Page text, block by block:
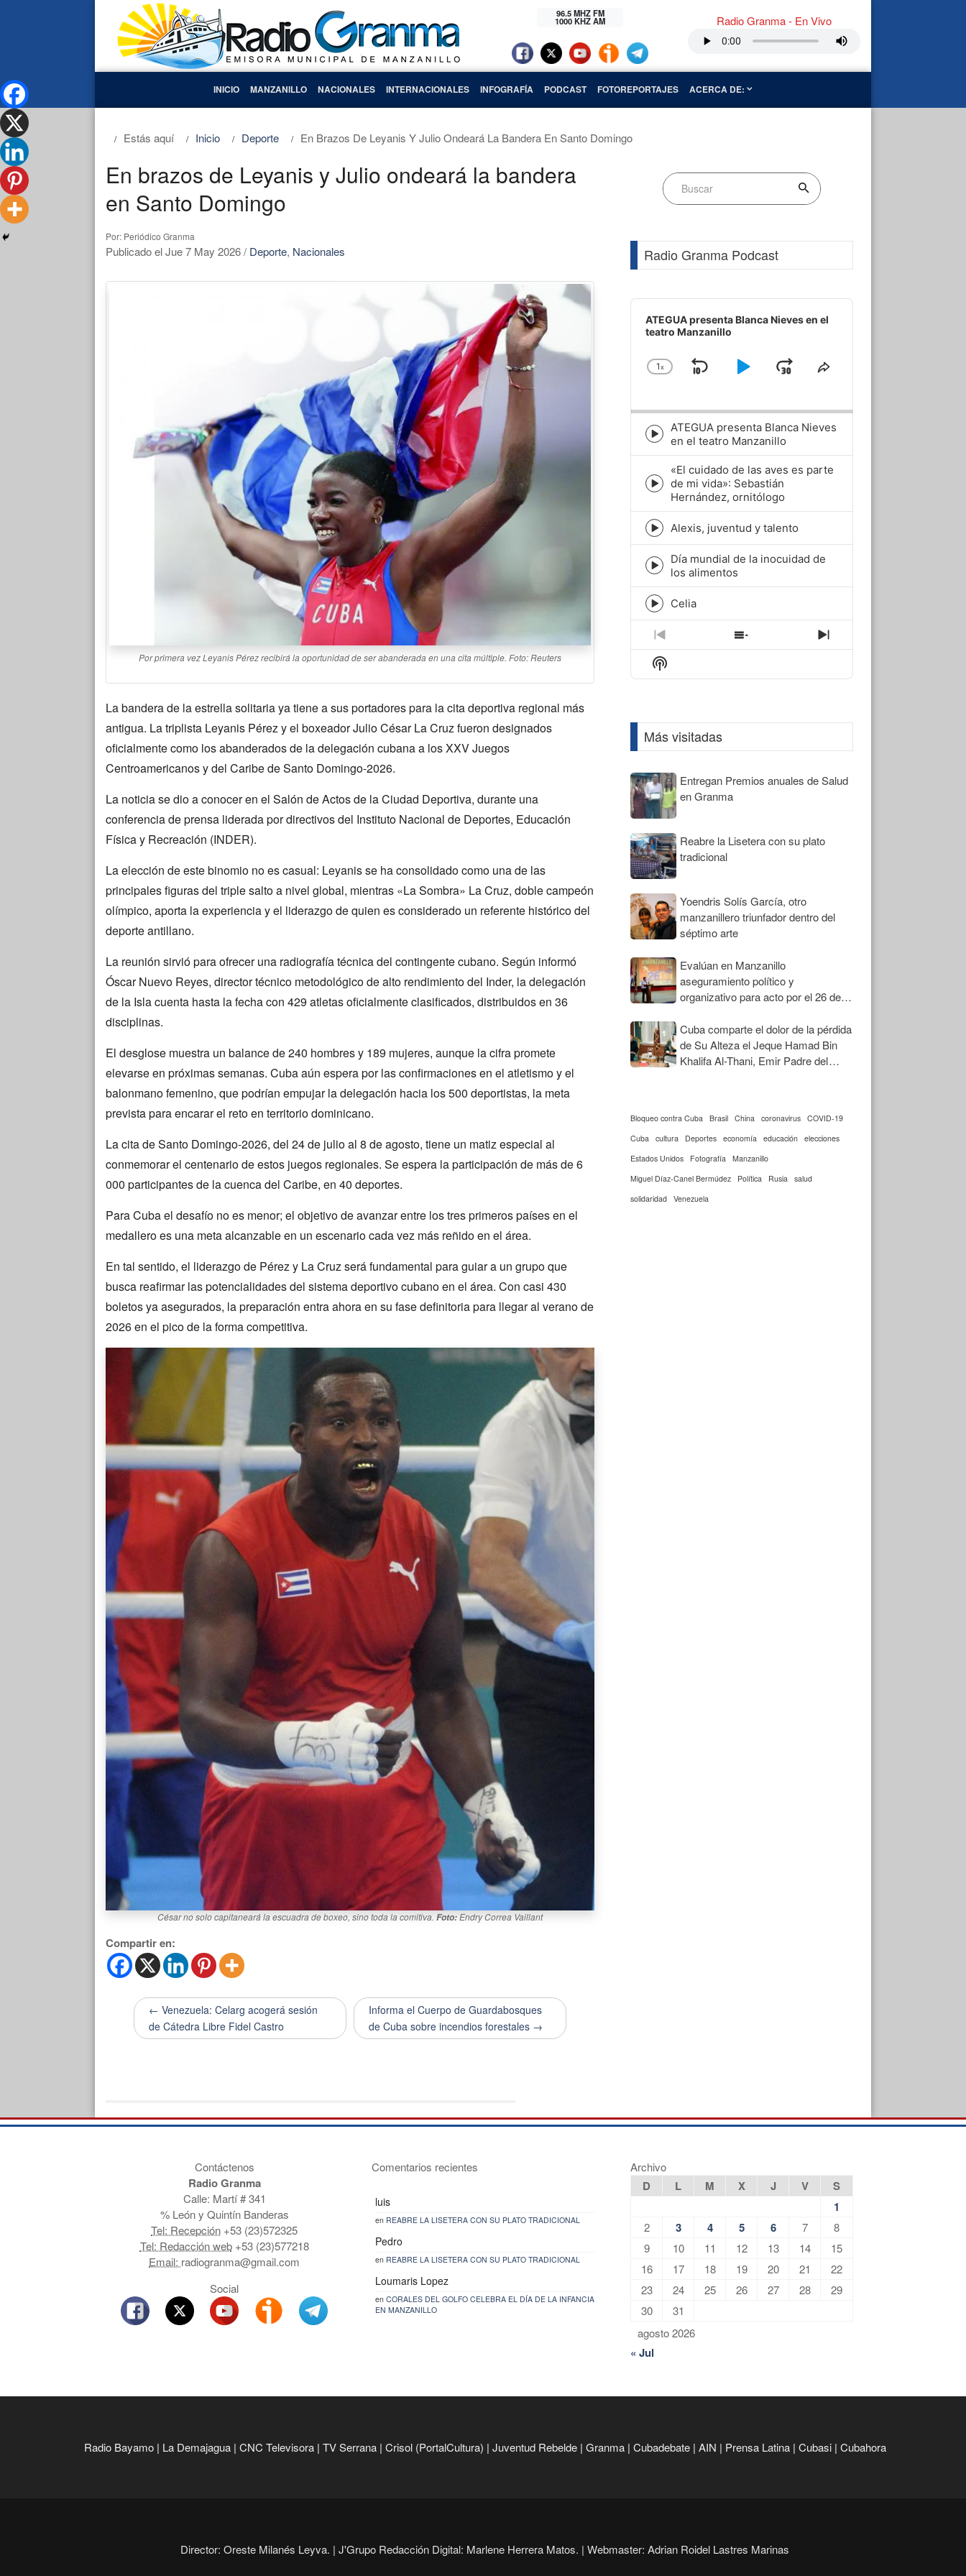
96.5 MHZ FM
1000 KHZ AM Radio Granma - En Vivo
INICIO MANZANILLO NACIONALES INTERNACIONALES INFOGRAFÍA PODCAST FOTOREPORTAJES ACERCA DE:
Estás aquí Inicio Deporte En Brazos De Leyanis Y Julio Ondeará La Bandera En Santo Domingo
En brazos de Leyanis y Julio ondeará la bandera
en Santo Domingo
Por: Periódico Granma
Publicado el Jue 7 May 2026/ Deporte, Nacionales
Por primera vez Leyanis Pérez recibirá la oportunidad de ser abanderada en una cita múltiple. Foto: Reuters
La bandera de la estrella solitaria ya tiene a sus portadores para la cita deportiva regional más
antigua. La triplista Leyanis Pérez y el boxeador Julio César La Cruz fueron designados
oficialmente como los abanderados de la delegación cubana a los XXV Juegos
Centroamericanos y del Caribe de Santo Domingo-2026.
La noticia se dio a conocer en el Salón de Actos de la Ciudad Deportiva, durante una
conferencia de prensa liderada por directivos del Instituto Nacional de Deportes, Educación
Física y Recreación (INDER).
La elección de este binomio no es casual: Leyanis se ha consolidado como una de las
principales figuras del triple salto a nivel global, mientras «La Sombra» La Cruz, doble campeón
olímpico, aporta la experiencia y el liderazgo de quien es considerado un referente histórico del
deporte antillano.
La reunión sirvió para ofrecer una radiografía técnica del contingente cubano. Según informó
Óscar Nuevo Reyes, director técnico metodológico de alto rendimiento del Inder, la delegación
de la Isla cuenta hasta la fecha con 429 atletas oficialmente clasificados, distribuidos en 36
disciplinas.
El desglose muestra un balance de 240 hombres y 189 mujeres, aunque la cifra promete
elevarse en próximas semanas. Cuba aún espera por las confirmaciones en el atletismo y el
balonmano femenino, que podrían empujar la delegación hacia los 500 deportistas, la meta
prevista para encarar el reto en territorio dominicano.
La cita de Santo Domingo-2026, del 24 de julio al 8 de agosto, tiene un matiz especial al
conmemorar el centenario de estos juegos regionales. Se espera la participación de más de 6
000 participantes de la cuenca del Caribe, en 40 deportes.
Para Cuba el desafío no es menor; el objetivo de avanzar entre los tres primeros países en el
medallero es una meta alcanzable en un escenario cada vez más reñido en el área.
En tal sentido, el liderazgo de Pérez y La Cruz será fundamental para guiar a un grupo que
busca reafirmar las potencialidades del sistema deportivo cubano en el área. Con casi 430
boletos ya asegurados, la preparación entra ahora en su fase definitoria para llegar al verano de
2026 en el pico de la forma competitiva.
César no solo capitaneará la escuadra de boxeo, sino toda la comitiva. Foto:Endry Correa Vaillant
Compartir en:
← Venezuela: Celarg acogerá sesión
de Cátedra Libre Fidel Castro
Informa el Cuerpo de Guardabosques
de Cuba sobre incendios forestales →
Radio Granma Podcast
Audio
Player
ATEGUA presenta Blanca Nieves en el
teatro Manzanillo
Change
1x
SkipPlayJumpShare
Episode
play
icon
ATEGUA presenta Blanca Nieves
en el teatro Manzanillo
Episode
play
icon
«El cuidado de las aves es parte
de mi vida»: Sebastián
Hernández, ornitólogo
Episode
play
icon
Alexis, juventud y talento
Episode
play
icon
Día mundial de la inocuidad de
los alimentos
Episode
play
icon
Celia
Previous
Episode
Show
Episodes
Next
Episode
Show
Podcast
Más visitadas
Entregan Premios anuales de Salud
en Granma
Reabre la Lisetera con su plato
tradicional
Yoendris Solís García, otro
manzanillero triunfador dentro del
séptimo arte
Evalúan en Manzanillo
aseguramiento político y
organizativo para acto por el 26 de
Cuba comparte el dolor de la pérdida
de Su Alteza el Jeque Hamad Bin
Khalifa Al-Thani, Emir Padre del
Bloqueo contra Cuba Brasil China coronavirus COVID-19
Cuba
cultura Deportes economía educación elecciones
Estados Unidos
Fotografía
Manzanillo
Miguel Díaz-Canel Bermúdez
Política Rusia
salud
solidaridad Venezuela
Contáctenos
Radio Granma
Calle: Martí # 341
% León y Quintín Banderas
Tel: Recepción +53 (23)572325
Tel: Redacción web+53 (23)577218
Email: radiogranma@gmail.com
Social
Comentarios recientes
luis
en REABRE LA LISETERA CON SU PLATO TRADICIONAL
Pedro
en REABRE LA LISETERA CON SU PLATO TRADICIONAL
Loumaris Lopez
en CORALES DEL GOLFO CELEBRA EL DÍA DE LA INFANCIA
EN MANZANILLO
Archivo
agosto 2026
D L M X J V
S
1
2 3 4 5 6 7
8
9
10 11 12 13 14
15
16
17 18 19 20 21
22
23
24 25 26 27 28
29
30
31
« Jul
Radio Bayamo | La Demajagua | CNC Televisora | TV Serrana | Crisol (PortalCultura) | Juventud Rebelde | Granma | Cubadebate | AIN | Prensa Latina | Cubasi | Cubahora
Director: Oreste Milanés Leyva. | J'Grupo Redacción Digital: Marlene Herrera Matos. | Webmaster: Adrian Roidel Lastres Marinas